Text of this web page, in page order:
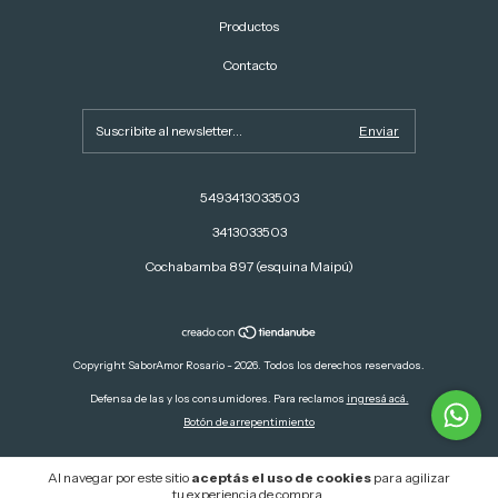
Al navegar por este sitio aceptás el uso de cookies para agilizar
tu experiencia de compra.
Productos
Contacto
5493413033503
3413033503
Cochabamba 897 (esquina Maipú)
Copyright SaborAmor Rosario - 2026. Todos los derechos reservados.
Defensa de las y los consumidores. Para reclamos ingresá acá.
Botón de arrepentimiento